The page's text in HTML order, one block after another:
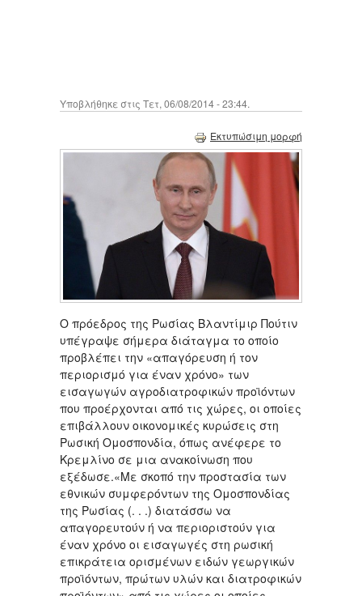
Υποβλήθηκε στις Τετ, 06/08/2014 - 23:44.
Εκτυπώσιμη μορφή
Ο πρόεδρος της Ρωσίας Βλαντίμιρ Πούτιν
υπέγραψε σήμερα διάταγμα το οποίο
προβλέπει την «απαγόρευση ή τον
περιορισμό για έναν χρόνο» των
εισαγωγών αγροδιατροφικών προϊόντων
που προέρχονται από τις χώρες, οι οποίες
επιβάλλουν οικονομικές κυρώσεις στη
Ρωσική Ομοσπονδία, όπως ανέφερε το
Κρεμλίνο σε μια ανακοίνωση που
εξέδωσε.«Με σκοπό την προστασία των
εθνικών συμφερόντων της Ομοσπονδίας
της Ρωσίας (. . .) διατάσσω να
απαγορευτούν ή να περιοριστούν για
έναν χρόνο οι εισαγωγές στη ρωσική
επικράτεια ορισμένων ειδών γεωργικών
προϊόντων, πρώτων υλών και διατροφικών